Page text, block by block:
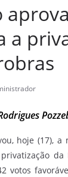
a
hoje (17), a
da
votos